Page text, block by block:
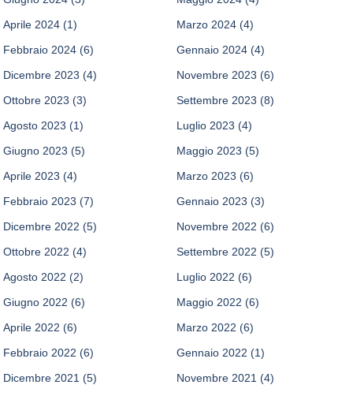
Aprile 2024 (1) Marzo 2024 (4)
Febbraio 2024 (6) Gennaio 2024 (4)
Dicembre 2023 (4) Novembre 2023 (6)
Ottobre 2023 (3) Settembre 2023 (8)
Agosto 2023 (1) Luglio 2023 (4)
Giugno 2023 (5) Maggio 2023 (5)
Aprile 2023 (4) Marzo 2023 (6)
Febbraio 2023 (7) Gennaio 2023 (3)
Dicembre 2022 (5) Novembre 2022 (6)
Ottobre 2022 (4) Settembre 2022 (5)
Agosto 2022 (2) Luglio 2022 (6)
Giugno 2022 (6) Maggio 2022 (6)
Aprile 2022 (6) Marzo 2022 (6)
Febbraio 2022 (6) Gennaio 2022 (1)
Dicembre 2021 (5) Novembre 2021 (4)